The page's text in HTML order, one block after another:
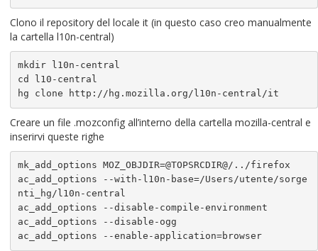
Clono il repository del locale it (in questo caso creo manualmente
la cartella l10n-central)
mkdir l10n-central
cd l10-central
hg clone http://hg.mozilla.org/l10n-central/it
Creare un file .mozconfig all’interno della cartella mozilla-central e
inserirvi queste righe
mk_add_options MOZ_OBJDIR=@TOPSRCDIR@/../firefox
ac_add_options --with-l10n-base=/Users/utente/sorge
nti_hg/l10n-central
ac_add_options --disable-compile-environment
ac_add_options --disable-ogg
ac_add_options --enable-application=browser